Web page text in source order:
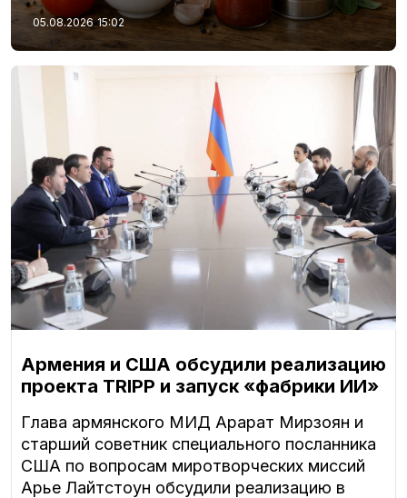
05.08.2026 15:02
Армения и США обсудили реализацию
проекта TRIPP и запуск «фабрики ИИ»
Глава армянского МИД Арарат Мирзоян и
старший советник специального посланника
США по вопросам миротворческих миссий
Арье Лайтстоун обсудили реализацию в